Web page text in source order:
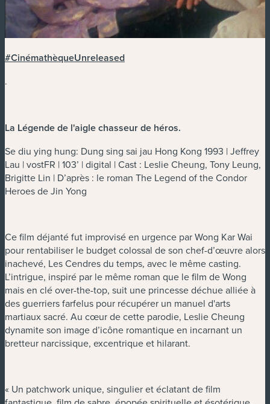
#CinémathèqueUnreleased
.
La Légende de l'aigle chasseur de héros.
Se diu ying hung: Dung sing sai jau Hong Kong 1993 | Jeffrey
Lau | vostFR | 103’ | digital | Cast : Leslie Cheung, Tony Leung,
Brigitte Lin | D’après : le roman The Legend of the Condor
Heroes de Jin Yong
Ce film déjanté fut improvisé en urgence par Wong Kar Wai
pour rentabiliser le budget colossal de son chef-d’œuvre alors
inachevé, Les Cendres du temps, avec le même casting.
L’intrigue, inspiré par le même roman que le film de Wong
mais en clé over-the-top, suit une princesse déchue alliée à
des guerriers farfelus pour récupérer un manuel d'arts
martiaux sacré. Au cœur de cette parodie, Leslie Cheung
dynamite son image d’icône romantique en incarnant un
bretteur narcissique, excentrique et hilarant.
« Un patchwork unique, singulier et éclatant de film